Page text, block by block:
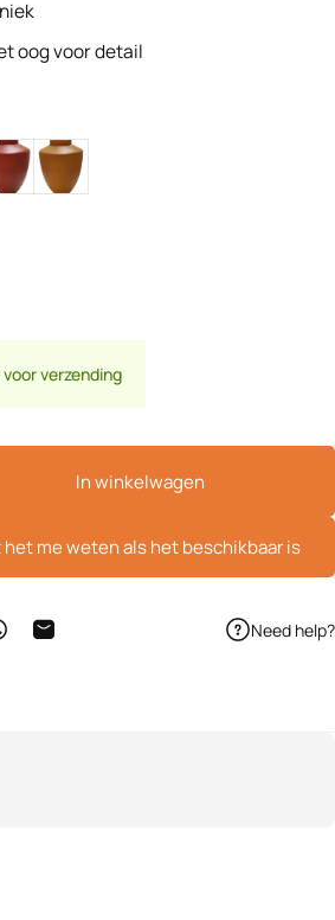
oog voor detail
Okergeel
verzending
In winkelwagen
me weten als het beschikbaar is
X op WhatsApp
Delen via e-mail Need help?